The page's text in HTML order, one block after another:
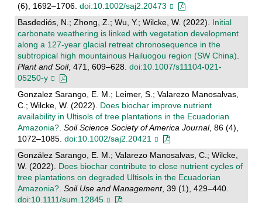
(6), 1692–1706. doi:10.1002/saj2.20473
Basdediós, N.; Zhong, Z.; Wu, Y.; Wilcke, W. (2022). Initial
carbonate weathering is linked with vegetation development
along a 127-year glacial retreat chronosequence in the
subtropical high mountainous Hailuogou region (SW China)
Plant and Soil, 471, 609–628. doi:10.1007/s11104-021-
05250-y
Gonzalez Sarango, E. M.; Leimer, S.; Valarezo Manosalvas,
C.; Wilcke, W. (2022). Does biochar improve nutrient
availability in Ultisols of tree plantations in the Ecuadorian
Amazonia?. Soil Science Society of America Journal, 86 (4),
1072–1085. doi:10.1002/saj2.20421
González Sarango, E. M.; Valarezo Manosalvas, C.; Wilcke,
W. (2022). Does biochar contribute to close nutrient cycles of
tree plantations on degraded Ultisols in the Ecuadorian
Amazonia?. Soil Use and Management, 39 (1), 429–440.
doi:10.1111/sum.12845